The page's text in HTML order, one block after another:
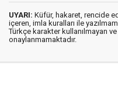
UYARI: Küfür, hakaret, rencide
içeren, imla kuralları ile
Türkçe karakter kullanılmayan
onaylanmamaktadır.